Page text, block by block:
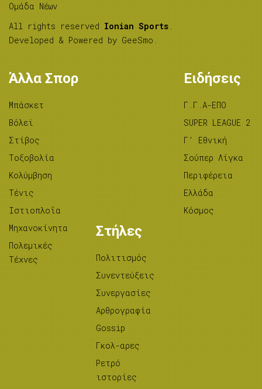
Ομάδα Νέων
All rights reserved Ionian Sports .
Developed & Powered by GeeSmo .
Άλλα Σπορ
Μπάσκετ
Βόλεϊ
Στίβος
Tοξοβολία
Κολύμβηση
Τένις
Ιστιοπλοΐα
Μηχανοκίνητα
Πολεμικές
Τέχνες
Ειδήσεις
Γ.Γ.Α-ΕΠΟ
SUPER LEAGUE 2
Γ’ Εθνική
Σούπερ Λίγκα
Περιφέρεια
Ελλάδα
Κόσμος
Στήλες
Πολιτισμός
Συνεντεύξεις
Συνεργασίες
Αρθρογραφία
Gossip
Γκολ-αρες
Ρετρό
ιστορίες